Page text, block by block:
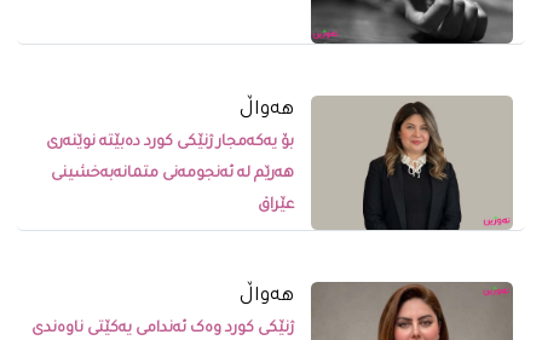
ھەواڵ
بۆ یەکەمجار ژنێکی کورد دەبێتە نوێنەری
هەرێم لە ئەنجومەنی متمانەبەخشینی
عێراق
ھەواڵ
ژنێکى کورد وەک ئەندامى یەکێتى ناوەندى